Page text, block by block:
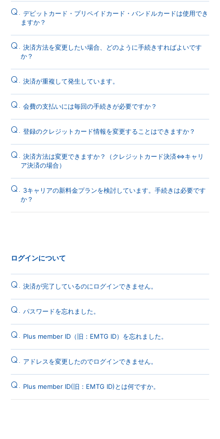
Q. デビットカード・プリペイドカード・バンドルカードは使用でき
ますか？
Q. 決済方法を変更したい場合、どのように手続きすればよいです
か？
Q. 決済が重複して発生しています。
Q. 会費の支払いには毎回の手続きが必要ですか？
Q. 登録のクレジットカード情報を変更することはできますか？
Q. 決済方法は変更できますか？（クレジットカード決済⇔キャリ
ア決済の場合）
Q. 3キャリアの新料金プランを検討しています。手続きは必要です
か？
ログインについて
Q. 決済が完了しているのにログインできません。
Q. パスワードを忘れました。
Q. Plus member ID（旧：EMTG ID）を忘れました。
Q. アドレスを変更したのでログインできません。
Q. Plus member ID(旧：EMTG ID)とは何ですか。